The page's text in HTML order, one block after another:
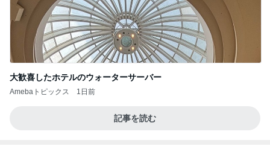
大歓喜したホテルのウォーターサーバー
Amebaトピックス 1日前
記事を読む